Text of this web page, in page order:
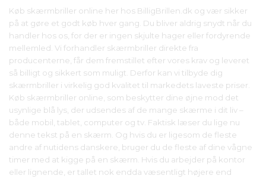
Køb skærmbriller online her hos BilligBrillen.dk og vær sikker
på at gøre et godt køb hver gang. Du bliver aldrig snydt når du
handler hos os, for der er ingen skjulte hager eller fordyrende
mellemled. Vi forhandler skærmbriller direkte fra
producenterne, får dem fremstillet efter vores krav og leveret
så billigt og sikkert som muligt. Derfor kan vi tilbyde dig
skærmbriller i virkelig god kvalitet til markedets laveste priser.
Køb skærmbriller online, som beskytter dine øjne mod det
usynlige blå lys, der udsendes af de mange skærme i dit liv –
både mobil, tablet, computer og tv. Faktisk læser du lige nu
denne tekst på en skærm. Og hvis du er ligesom de fleste
andre af nutidens danskere, bruger du de fleste af dine vågne
timer med at kigge på en skærm. Hvis du arbejder på kontor
eller lignende, er tallet nok endda væsentligt højere end